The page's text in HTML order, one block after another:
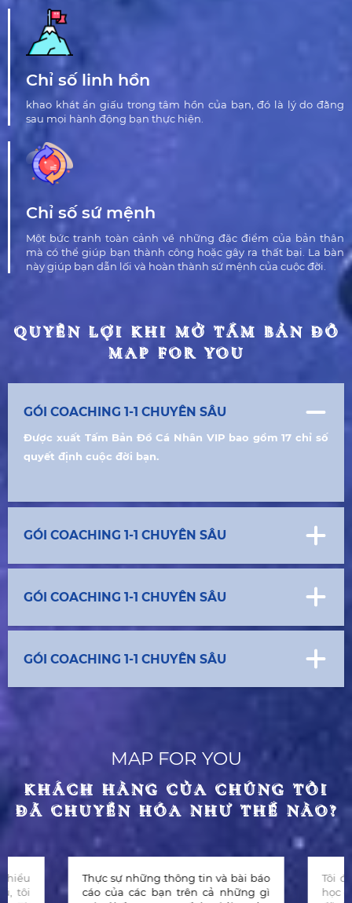
Chỉ số linh hồn
khao khát ẩn giấu trong tâm hồn của bạn, đó là lý do đằng
sau mọi hành động bạn thực hiện.
Chỉ số sứ mệnh
Một bức tranh toàn cảnh về những đặc điểm của bản thân
mà có thể giúp bạn thành công hoặc gây ra thất bại. La bàn
này giúp bạn dẫn lối và hoàn thành sứ mệnh của cuộc đời.
QUYỀN LỢI KHI MỞ TẤM BẢN ĐỒ
MAP FOR YOU
QUYỀN LỢI KHI MỞ TẤM BẢN ĐỒ
MAP FOR YOU
GÓI COACHING 1-1 CHUYÊN SÂU
Được xuất Tấm Bản Đồ Cá Nhân VIP bao gồm 17 chỉ số
quyết định cuộc đời bạn.
GÓI COACHING 1-1 CHUYÊN SÂU
GÓI COACHING 1-1 CHUYÊN SÂU
GÓI COACHING 1-1 CHUYÊN SÂU
MAP FOR YOU
KHÁCH HÀNG CỦA CHÚNG TÔI
ĐÃ CHUYỂN HÓA NHƯ THẾ NÀO?
KHÁCH HÀNG CỦA CHÚNG TÔI
ĐÃ CHUYỂN HÓA NHƯ THẾ NÀO?
hiểu
tôi
Thực sự những thông tin và bài báo
cáo của các bạn trên cả những gì
Tôi
học